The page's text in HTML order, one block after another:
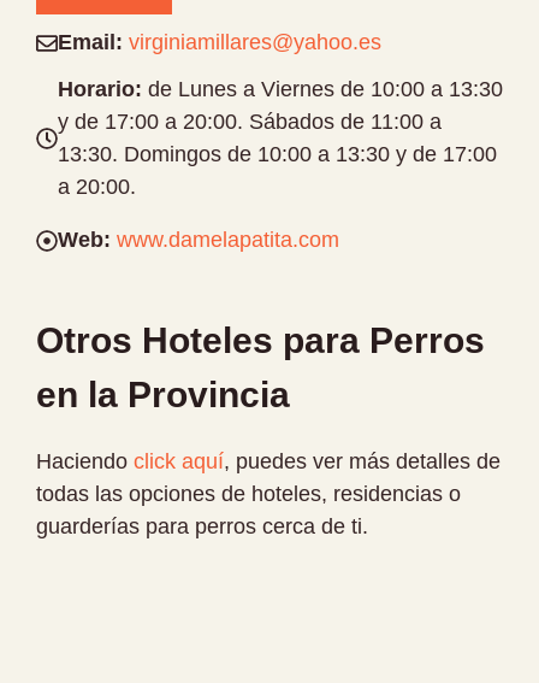
Email: virginiamillares@yahoo.es
Horario: de Lunes a Viernes de 10:00 a 13:30
y de 17:00 a 20:00. Sábados de 11:00 a
13:30. Domingos de 10:00 a 13:30 y de 17:00
a 20:00.
Web: www.damelapatita.com
Otros Hoteles para Perros
en la Provincia
Haciendo click aquí, puedes ver más detalles de
todas las opciones de hoteles, residencias o
guarderías para perros cerca de ti.